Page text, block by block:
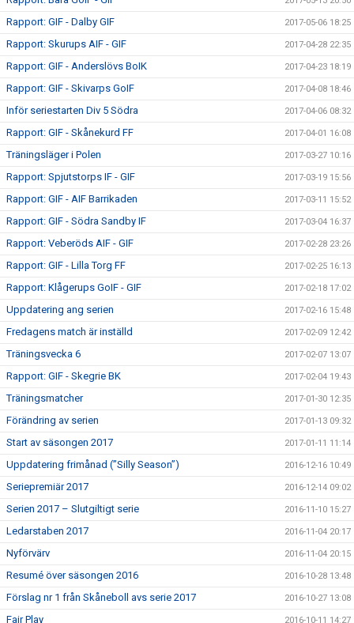
Rapport: GIF - Dalby GIF 2017-05-06 18:25
Rapport: Skurups AIF - GIF 2017-04-28 22:35
Rapport: GIF - Anderslövs BoIK 2017-04-23 18:19
Rapport: GIF - Skivarps GoIF 2017-04-08 18:46
Inför seriestarten Div 5 Södra 2017-04-06 08:32
Rapport: GIF - Skånekurd FF 2017-04-01 16:08
Träningsläger i Polen 2017-03-27 10:16
Rapport: Spjutstorps IF - GIF 2017-03-19 15:56
Rapport: GIF - AIF Barrikaden 2017-03-11 15:52
Rapport: GIF - Södra Sandby IF 2017-03-04 16:37
Rapport: Veberöds AIF - GIF 2017-02-28 23:26
Rapport: GIF - Lilla Torg FF 2017-02-25 16:13
Rapport: Klågerups GoIF - GIF 2017-02-18 17:02
Uppdatering ang serien 2017-02-16 15:48
Fredagens match är inställd 2017-02-09 12:42
Träningsvecka 6 2017-02-07 13:07
Rapport: GIF - Skegrie BK 2017-02-04 19:43
Träningsmatcher 2017-01-30 12:35
Förändring av serien 2017-01-13 09:32
Start av säsongen 2017 2017-01-11 11:14
Uppdatering frimånad (”Silly Season”) 2016-12-16 10:49
Seriepremiär 2017 2016-12-14 09:02
Serien 2017 – Slutgiltigt serie 2016-11-10 15:27
Ledarstaben 2017 2016-11-04 20:17
Nyförvärv 2016-11-04 20:15
Resumé över säsongen 2016 2016-10-28 13:48
Förslag nr 1 från Skåneboll avs serie 2017 2016-10-27 13:08
Fair Play 2016-10-11 14:27